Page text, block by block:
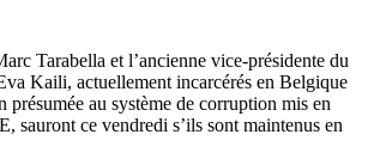
Tarabella et l’ancienne vice-présidente du
Kaili, actuellement incarcérés en Belgique
au système de corruption mis en
sauront ce vendredi s’ils sont maintenus en